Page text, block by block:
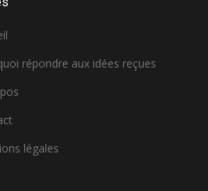
répondre aux idées reçues
légales